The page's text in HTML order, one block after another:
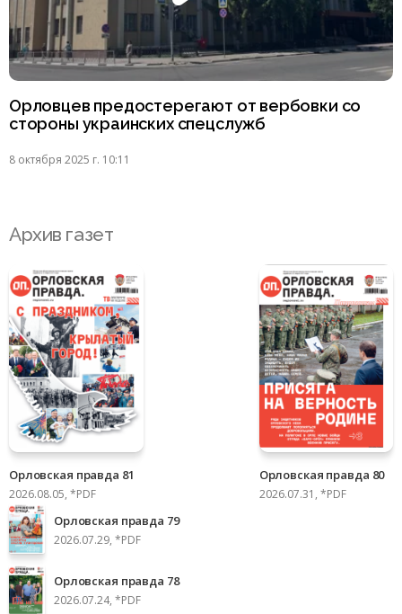
Орловцев предостерегают от вербовки со
стороны украинских спецслужб
8 октября 2025 г. 10:11
Архив газет
Орловская правда 81
2026.08.05, *PDF
Орловская правда 80
2026.07.31, *PDF
Орловская правда 79
2026.07.29, *PDF
Орловская правда 78
2026.07.24, *PDF